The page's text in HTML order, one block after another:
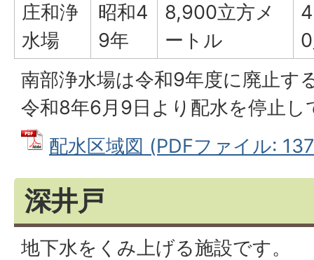
庄和浄
水場
昭和4
9年
8,900立方メ
ートル
南部浄水場は令和9年度に廃止す
令和8年6月9日より配水を停止し
配水区域図 (PDFファイル:
深井戸
地下水をくみ上げる施設です。